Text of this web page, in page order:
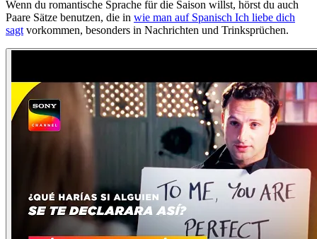
Wenn du romantische Sprache für die Saison willst, hörst du auch
Paare Sätze benutzen, die in wie man auf Spanisch Ich liebe dich
sagtvorkommen, besonders in Nachrichten und Trinksprüchen.